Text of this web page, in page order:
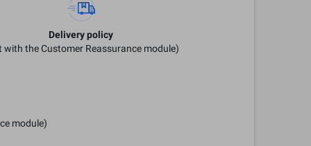
Delivery policy
with the Customer Reassurance module)
module)